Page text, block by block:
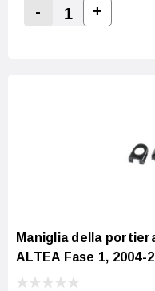
Decrease Quantity:
-
Increase
+
Maniglia della
ALTEA Fase 1, 2004-